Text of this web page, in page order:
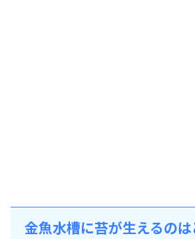
金魚水槽に苔が生えるのは